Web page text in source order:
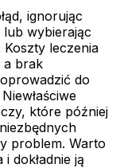
ignorując
wybierając
leczenia
a brak
do
które później
problem. Warto
dokładnie ją